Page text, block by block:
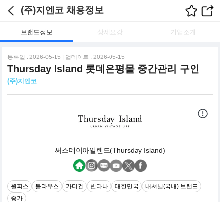
(주)지엔코 채용정보
브랜드정보 상세요강 기업소개
등록일 : 2026-05-15 | 업데이트 : 2026-05-15
Thursday Island 롯데은평몰 중간관리 구인
(주)지엔코
써스데이아일랜드(Thursday Island)
원피스 블라우스 가디건 반다나 대한민국
내셔널(국내) 브랜드
중가